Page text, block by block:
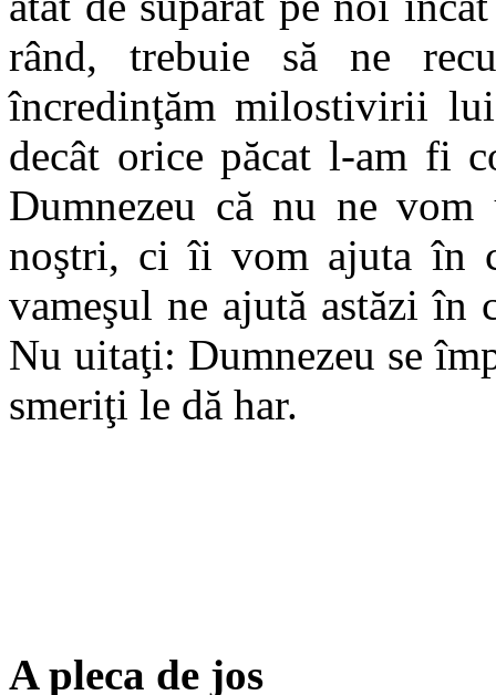
rând, trebuie să ne
încredinţăm milostivirii lui
decât orice păcat l-am fi
Dumnezeu că nu ne
noştri, ci îi vom ajuta în
vameşul ne ajută astăzi în
Nu uitaţi: Dumnezeu se
smeriţi le dă har.
A pleca de jos